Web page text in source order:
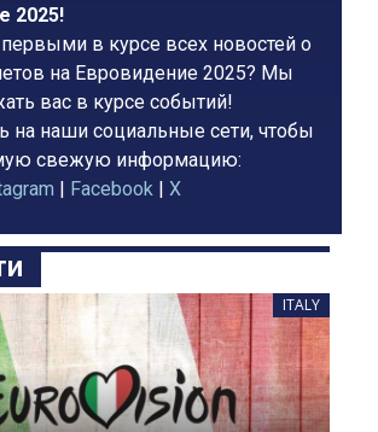
2025!
в курсе всех новостей о
на Евровидение 2025? Мы
вас в курсе событий!
на наши социальные сети, чтобы
свежую информацию:
| Facebook | X
ITALY